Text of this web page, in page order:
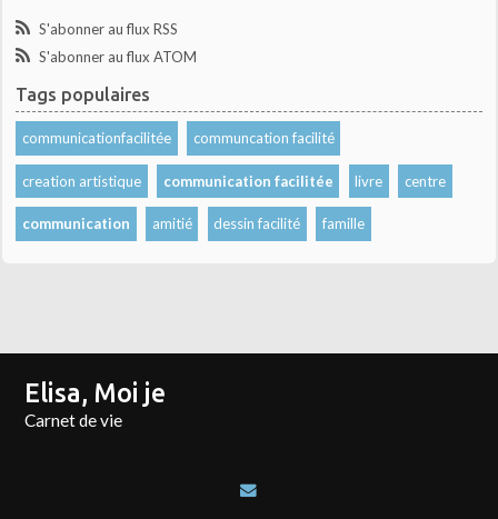
S'abonner au flux RSS
S'abonner au flux ATOM
Tags populaires
communicationfacilitée communcation facilité
creation artistique communication facilitée livre centre
communication amitié dessin facilité famille
Elisa, Moi je
Carnet de vie